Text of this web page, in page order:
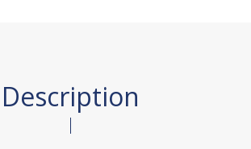
Description